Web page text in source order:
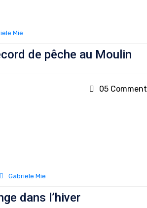
Mie
de pêche au Moulin
05 Comment
Gabriele Mie
dans l’hiver